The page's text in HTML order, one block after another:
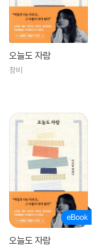
오늘도 자람
창비
오늘도 자람